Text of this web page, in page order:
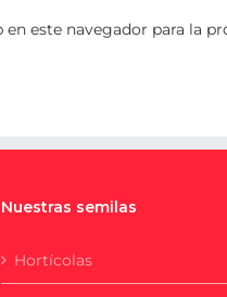
este navegador para la
Nuestras semilas
Hortícolas